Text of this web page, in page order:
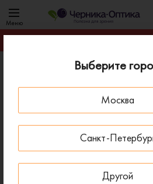
Выберите
Москва
Санкт-
Другой
Меню
Гарантируем лучшую цену на
Солнцезащитные
Солнцезащитные очки GUESS
- 22 % ДО 15 АВГУСТА